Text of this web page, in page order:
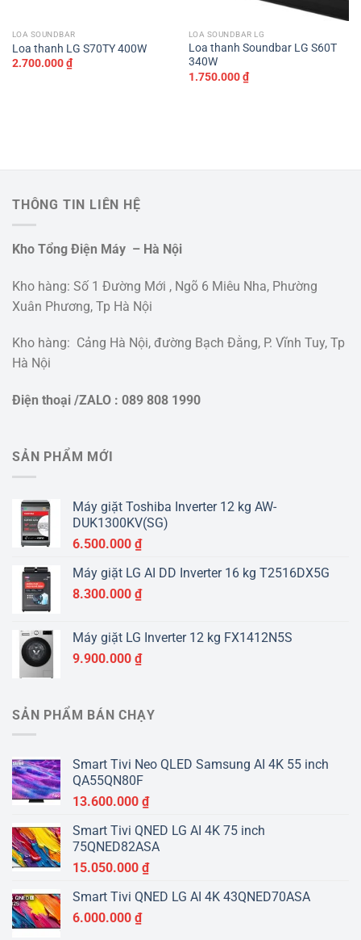
LOA SOUNDBAR
Loa thanh LG S70TY 400W
2.700.000₫
LOA SOUNDBAR LG
Loa thanh Soundbar LG S60T
340W
1.750.000₫
THÔNG TIN LIÊN HỆ
Kho Tổng Điện Máy – Hà Nội
Kho hàng: Số 1 Đường Mới , Ngõ 6 Miêu Nha, Phường
Xuân Phương, Tp Hà Nội
Kho hàng: Cảng Hà Nội, đường Bạch Đằng, P. Vĩnh Tuy, Tp
Hà Nội
Điện thoại /ZALO : 089 808 1990
SẢN PHẨM MỚI
Máy giặt Toshiba Inverter 12 kg AW-
DUK1300KV(SG)
6.500.000 ₫
Máy giặt LG AI DD Inverter 16 kg T2516DX5G
8.300.000 ₫
Máy giặt LG Inverter 12 kg FX1412N5S
9.900.000 ₫
SẢN PHẨM BÁN CHẠY
Smart Tivi Neo QLED Samsung AI 4K 55 inch
QA55QN80F
13.600.000 ₫
Smart Tivi QNED LG AI 4K 75 inch
75QNED82ASA
15.050.000 ₫
Smart Tivi QNED LG AI 4K 43QNED70ASA
6.000.000 ₫